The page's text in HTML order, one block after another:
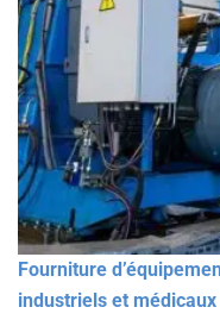
Fourniture
industriels et médicaux